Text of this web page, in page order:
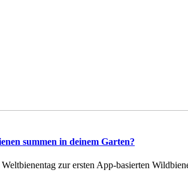
summen in deinem Garten?
zur ersten App-basierten